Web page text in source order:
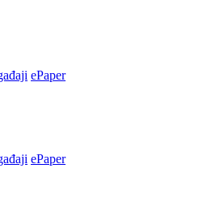
ePaper
ePaper